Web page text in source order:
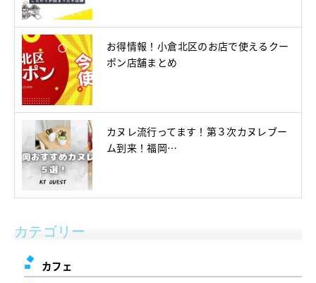
お得情報！小倉北区のお店で使えるクー
ポン店舗まとめ
カヌレ流行ってます！第３次カヌレブー
ム到来！福岡…
カテゴリー
カフェ